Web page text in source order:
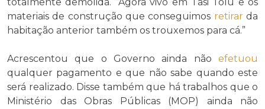
materiais de construção que conseguimos retirarda
habitação anterior também os trouxemos para cá.”
Acrescentou que o Governo ainda não efetuou
qualquer pagamento e que não sabe quando este
será realizado. Disse também que há trabalhos que o
Ministério das Obras Públicas (MOP) ainda não